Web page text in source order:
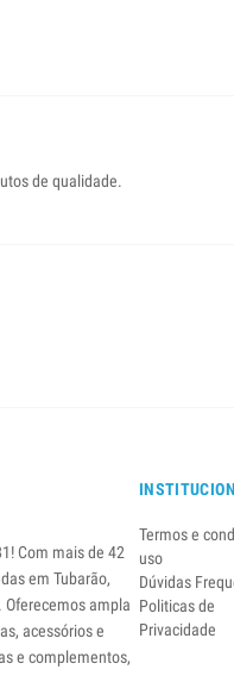
de qualidade.
Com mais de 42
em Tubarão,
ampla
acessórios e
e complementos,
Termos e
uso
Dúvidas
Politicas de
Privacidade